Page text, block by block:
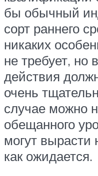
бы обычный
сорт раннего
никаких
не требует, но
действия
очень
случае можно
обещанного
могут вырасти
как ожидается.